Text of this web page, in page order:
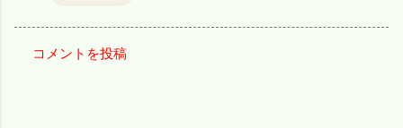
コメントを投稿